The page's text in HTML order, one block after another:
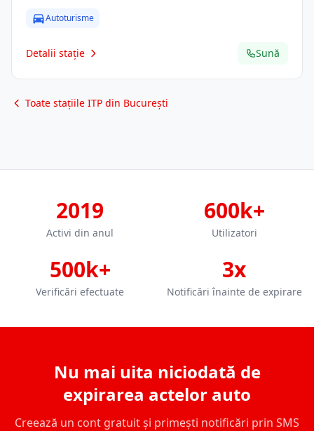
Autoturisme
Detalii stație Sună
Toate stațiile ITP din București
2019
Activi din anul
600k+
Utilizatori
500k+
Verificări efectuate
3x
Notificări înainte de expirare
Nu mai uita niciodată de
expirarea actelor auto
Creează un cont gratuit și primești notificări prin SMS